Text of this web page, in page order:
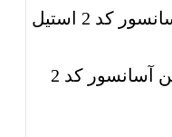
کد 2 استیل
محصولات مرتبط با کابین آسانسور کد 2